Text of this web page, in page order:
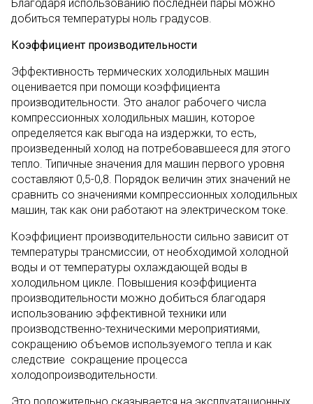
Благодаря использованию последней пары можно
добиться температуры ноль градусов.
Коэффициент производительности
Эффективность термических холодильных машин
оценивается при помощи коэффициента
производительности. Это аналог рабочего числа
компрессионных холодильных машин, которое
определяется как выгода на издержки, то есть,
произведенный холод на потребовавшееся для этого
тепло. Типичные значения для машин первого уровня
составляют 0,5-0,8. Порядок величин этих значений не
сравнить со значениями компрессионных холодильных
машин, так как они работают на электрическом токе.
Коэффициент производительности сильно зависит от
температуры трансмиссии, от необходимой холодной
воды и от температуры охлаждающей воды в
холодильном цикле. Повышения коэффициента
производительности можно добиться благодаря
использованию эффективной техники или
производственно-техническими мероприятиями,
сокращению объемов используемого тепла и как
следствие сокращение процесса
холодопроизводительности.